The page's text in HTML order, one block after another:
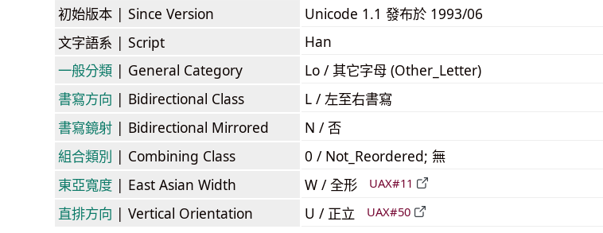
初始版本 | Since Version
Unicode 1.1 發布於 1993/06
文字語系 | Script
Han
一般分類 | General Category
Lo / 其它字母 (Other_Letter)
書寫方向 | Bidirectional Class
L / 左至右書寫
書寫鏡射 | Bidirectional Mirrored
N / 否
組合類別 | Combining Class
0 / Not_Reordered; 無
東亞寬度 | East Asian Width W / 全形 UAX#11
直排方向 | Vertical Orientation U / 正立 UAX#50